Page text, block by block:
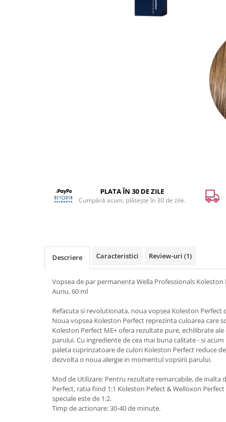
PLATA ÎN 30 DE ZILE
Cumpără acum, plătește în 30 de zile.
Descriere Caracteristici Review-uri (1)
Vopsea de par permanenta Wella Professionals
Auriu, 60 ml
Refacuta si revolutionata, noua vopsea Koleston Perfect
Noua vopsea Koleston Perfect reprezinta culoarea care
Koleston Perfect ME+ ofera rezultate pure, echilibrate
parului. Cu ingrediente de cea mai buna calitate - si
paleta cuprinzatoare de culori Koleston Perfect reduce
dezvolta o noua alergie in momentul vopsirii parului.
Mod de Utilizare: Pentru rezultate remarcabile, de inalta
Perfect, ratia fiind 1:1 Koleston Pefect & Welloxon
speciale este de 1:2.
Timp de actionare: 30-40 de minute.